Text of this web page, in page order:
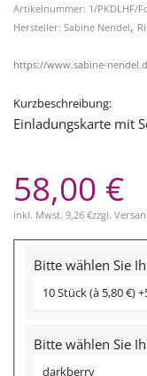
Artikelnummer: 1/PKDLHF/
Hersteller: Sabine Nendel,
https://www.sabine-
Kurzbeschreibung:
Einladungskarte mit
58,00 €
inkl. Mwst. 9,26 €zzgl.
Bitte wählen Sie
Bitte wählen Sie